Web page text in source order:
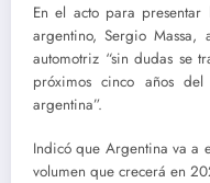
En el acto para
argentino, Sergio Massa,
automotriz “sin dudas se
próximos cinco años
argentina”.
Indicó que Argentina va a
volumen que crecerá en